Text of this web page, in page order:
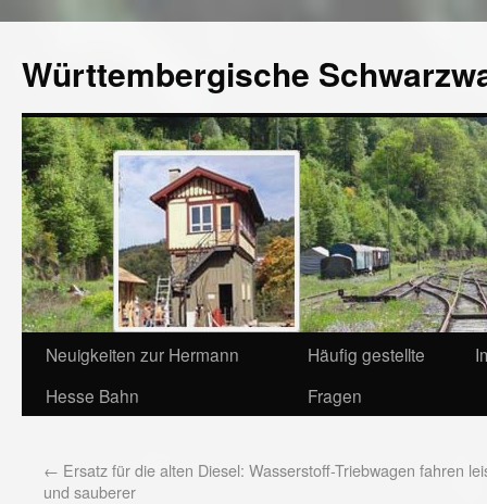
Württembergische
Neuigkeiten zur Hermann
Hesse Bahn
Häufig gestellte
Fragen
← Ersatz für die alten Diesel: Wasserstoff-Triebwagen fahren
und sauberer